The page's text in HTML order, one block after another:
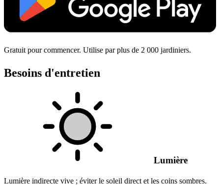
Gratuit pour commencer. Utilise par plus de 2 000 jardiniers.
Besoins d'entretien
Lumière
Lumière indirecte vive ; éviter le soleil direct et les coins sombres.